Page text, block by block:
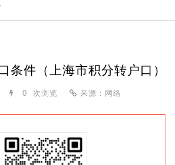
条件（上海市积分转户口）
0 次浏览 来源：网络